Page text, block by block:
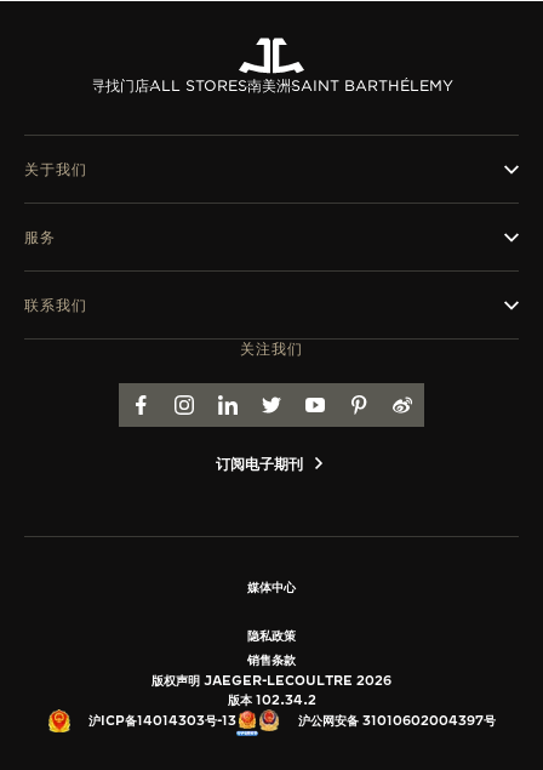
寻找门店ALL STORES南美洲SAINT BARTHÉLEMY
关注我们
FACEBOOK
INSTAGRAM
LINKEDINTWITTERYOUTUBEPINTEREST
WEIBO
订阅电子期刊
关于我们
服务
联系我们
媒体中心
隐私政策
销售条款
版权声明 JAEGER-LECOULTRE 2026
版本 102.34.2
沪ICP备14014303号-13
沪公网安备 31010602004397号